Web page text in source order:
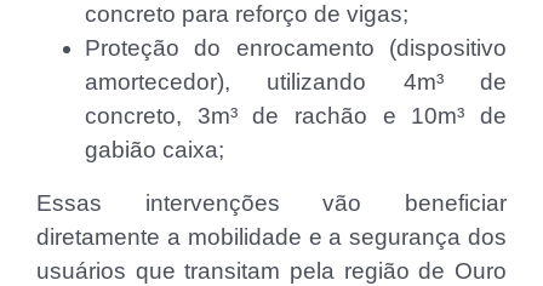
concreto para reforço de vigas;
Proteção do enrocamento (dispositivo
amortecedor), utilizando 4m³ de
concreto, 3m³ de rachão e 10m³ de
gabião caixa;
Essas intervenções vão beneficiar
diretamente a mobilidade e a segurança dos
usuários que transitam pela região de Ouro